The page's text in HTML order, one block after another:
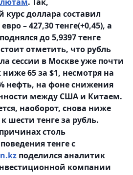
доллара составил
– 427,30 тенге(+0,45), а
до 5,9397 тенге
отметить, что рубль
сессии в Москве уже почти
ниже 65 за $1, несмотря на
нефть, на фоне снижения
между США и Китаем.
наоборот, снова ниже
шести тенге за рубль.
столь
тенге с
поделился аналитик
компании